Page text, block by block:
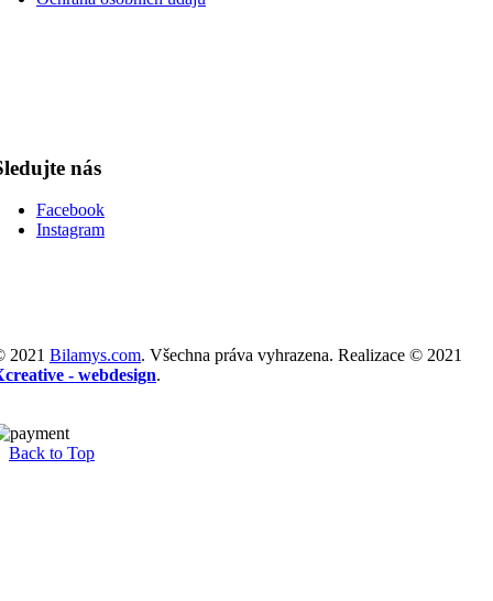
nás
Facebook
Instagram
2021 Bilamys.com. Všechna práva vyhrazena. Realizace © 2021
- webdesign.
Back to Top